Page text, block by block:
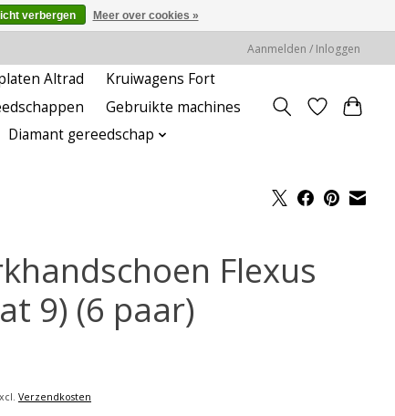
Aanmelden / Inloggen
Altrad
Kruiwagens Fort
Gebruikte machines
Diamant gereedschap
Flexus
9) (6 paar)
Verzendkosten
verbergen Meer over cookies »